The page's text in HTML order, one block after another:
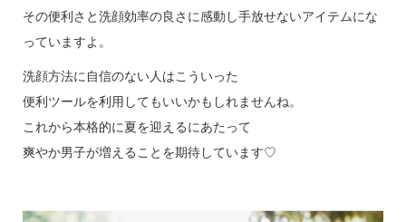
その便利さと洗顔効率の良さに感動し手放せないアイテムにな
っていますよ。
洗顔方法に自信のない人はこういった
便利ツールを利用してもいいかもしれませんね。
これから本格的に夏を迎えるにあたって
爽やか男子が増えることを期待しています♡